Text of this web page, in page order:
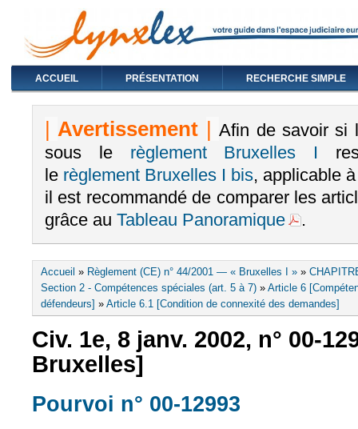
ACCUEIL PRÉSENTATION RECHERCHE SIMPLE
|Avertissement | Afin de savoir si
sous le règlement Bruxelles I
le règlement Bruxelles I bis, applicable
il est recommandé de comparer les
grâce au Tableau Panoramique .
Vous êtes ici
Accueil » Règlement (CE) n° 44/2001 — « Bruxelles I » »
Section 2 - Compétences spéciales (art. 5 à 7) » Article 6
défendeurs] » Article 6.1 [Condition de connexité des demandes]
Civ. 1e, 8 janv. 2002, n° 00-
Bruxelles]
Pourvoi n° 00-12993